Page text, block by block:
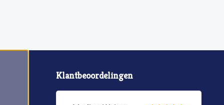
Klantbeoordelingen